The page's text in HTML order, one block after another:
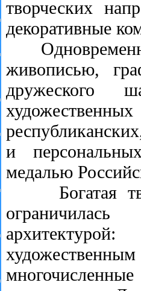
творческих
декоративные
живописью,
и
медалью
Богатая